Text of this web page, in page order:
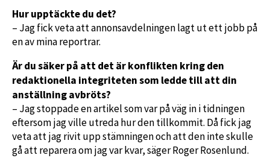
Hur upptäckte du det?
– Jag fick veta att annonsavdelningen lagt ut ett jobb på
en av mina reportrar.
Är du säker på att det är konflikten kring den
redaktionella integriteten som ledde till att din
anställning avbröts?
– Jag stoppade en artikel som var på väg in i tidningen
eftersom jag ville utreda hur den tillkommit. Då fick jag
veta att jag rivit upp stämningen och att den inte skulle
gå att reparera om jag var kvar, säger Roger Rosenlund.